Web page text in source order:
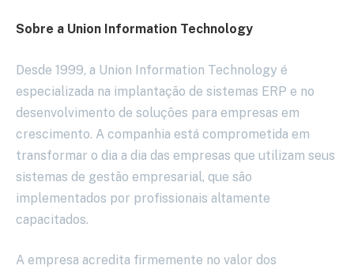
Sobre a Union Information Technology
Desde 1999, a Union Information Technology é
especializada na implantação de sistemas ERP e no
desenvolvimento de soluções para empresas em
crescimento. A companhia está comprometida em
transformar o dia a dia das empresas que utilizam seus
sistemas de gestão empresarial, que são
implementados por profissionais altamente
capacitados.
A empresa acredita firmemente no valor dos